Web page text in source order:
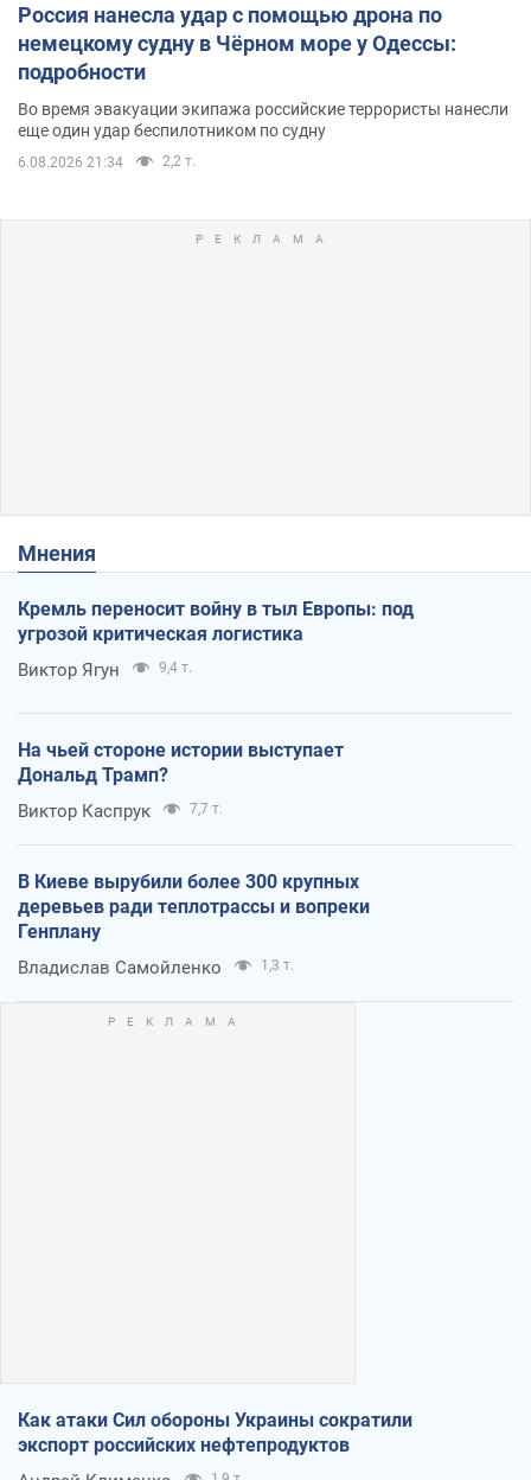
Россия нанесла удар с помощью дрона по
немецкому судну в Чёрном море у Одессы:
подробности
Во время эвакуации экипажа российские террористы нанесли
еще один удар беспилотником по судну
6.08.2026 21:34 2,2 т.
Мнения
Кремль переносит войну в тыл Европы: под
угрозой критическая логистика
Виктор Ягун 9,4 т.
На чьей стороне истории выступает
Дональд Трамп?
Виктор Каспрук 7,7 т.
В Киеве вырубили более 300 крупных
деревьев ради теплотрассы и вопреки
Генплану
Владислав Самойленко 1,3 т.
Как атаки Сил обороны Украины сократили
экспорт российских нефтепродуктов